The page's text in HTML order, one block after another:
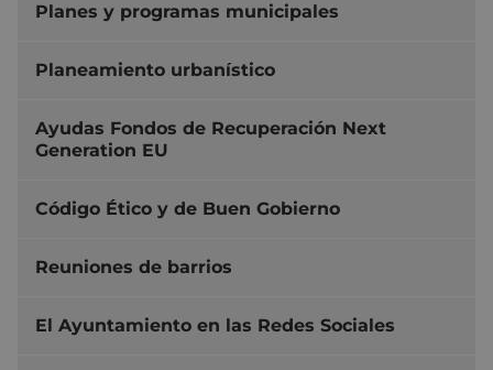
Planes y programas municipales
Planeamiento urbanístico
Ayudas Fondos de Recuperación Next
Generation EU
Código Ético y de Buen Gobierno
Reuniones de barrios
El Ayuntamiento en las Redes Sociales